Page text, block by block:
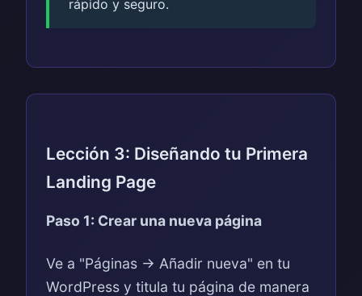
rápido y seguro.
Lección 3: Diseñando tu Primera
Landing Page
Paso 1: Crear una nueva página
Ve a "Páginas → Añadir nueva" en tu
WordPress y titula tu página de manera